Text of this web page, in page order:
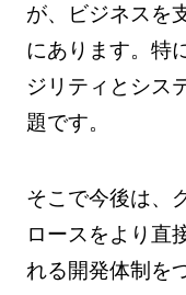
が、ビジネスを
にあります。特
ジリティとシス
題です。
そこで今後は、
ロースをより直
れる開発体制を